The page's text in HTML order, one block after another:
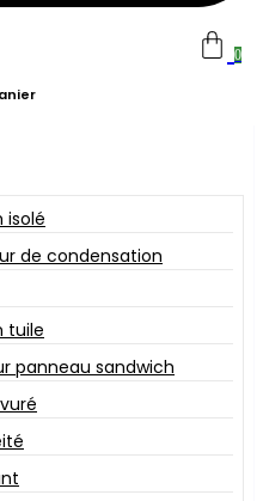
0
isolé
de condensation
tuile
panneau sandwich